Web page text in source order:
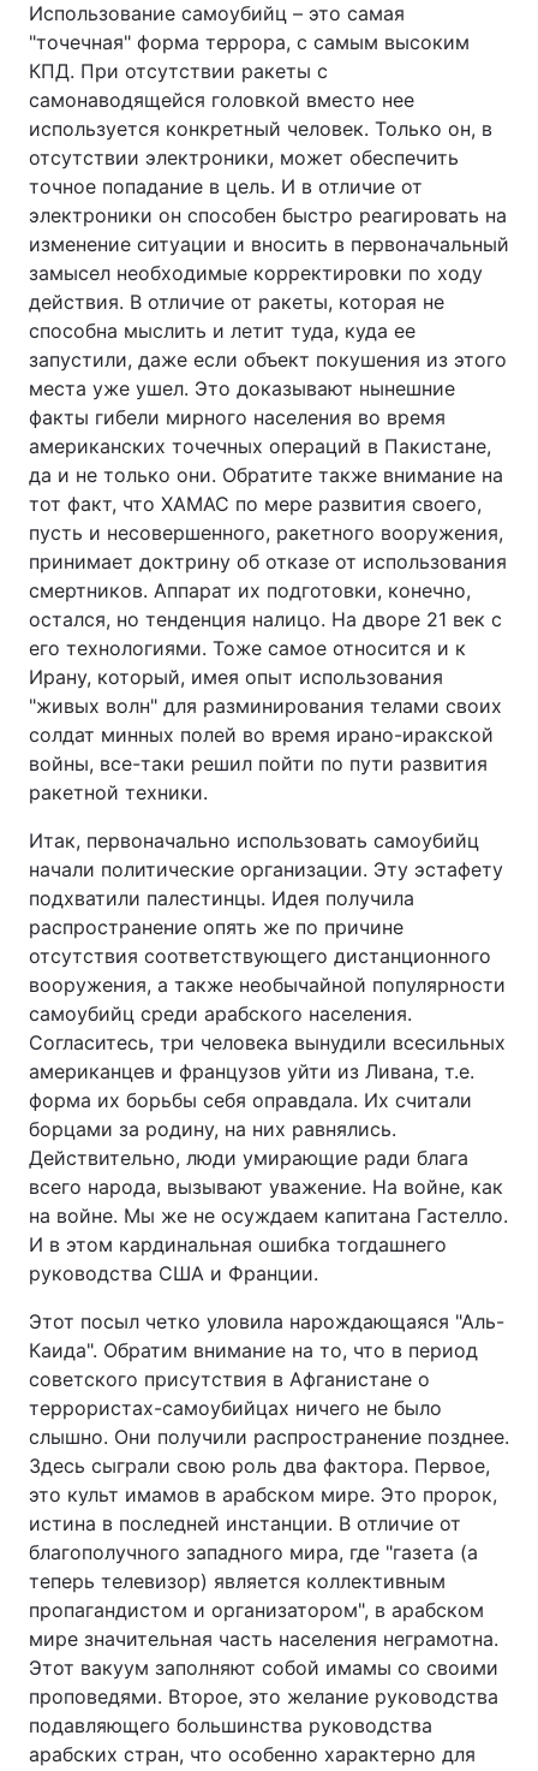
Использование самоубийц – это самая
"точечная" форма террора, с самым высоким
КПД. При отсутствии ракеты с
самонаводящейся головкой вместо нее
используется конкретный человек. Только он, в
отсутствии электроники, может обеспечить
точное попадание в цель. И в отличие от
электроники он способен быстро реагировать на
изменение ситуации и вносить в первоначальный
замысел необходимые корректировки по ходу
действия. В отличие от ракеты, которая не
способна мыслить и летит туда, куда ее
запустили, даже если объект покушения из этого
места уже ушел. Это доказывают нынешние
факты гибели мирного населения во время
американских точечных операций в Пакистане,
да и не только они. Обратите также внимание на
тот факт, что ХАМАС по мере развития своего,
пусть и несовершенного, ракетного вооружения,
принимает доктрину об отказе от использования
смертников. Аппарат их подготовки, конечно,
остался, но тенденция налицо. На дворе 21 век с
его технологиями. Тоже самое относится и к
Ирану, который, имея опыт использования
"живых волн" для разминирования телами своих
солдат минных полей во время ирано-иракской
войны, все-таки решил пойти по пути развития
ракетной техники.
Итак, первоначально использовать самоубийц
начали политические организации. Эту эстафету
подхватили палестинцы. Идея получила
распространение опять же по причине
отсутствия соответствующего дистанционного
вооружения, а также необычайной популярности
самоубийц среди арабского населения.
Согласитесь, три человека вынудили всесильных
американцев и французов уйти из Ливана, т.е.
форма их борьбы себя оправдала. Их считали
борцами за родину, на них равнялись.
Действительно, люди умирающие ради блага
всего народа, вызывают уважение. На войне, как
на войне. Мы же не осуждаем капитана Гастелло.
И в этом кардинальная ошибка тогдашнего
руководства США и Франции.
Этот посыл четко уловила нарождающаяся "Аль-
Каида". Обратим внимание на то, что в период
советского присутствия в Афганистане о
террористах-самоубийцах ничего не было
слышно. Они получили распространение позднее.
Здесь сыграли свою роль два фактора. Первое,
это культ имамов в арабском мире. Это пророк,
истина в последней инстанции. В отличие от
благополучного западного мира, где "газета (а
теперь телевизор) является коллективным
пропагандистом и организатором", в арабском
мире значительная часть населения неграмотна.
Этот вакуум заполняют собой имамы со своими
проповедями. Второе, это желание руководства
подавляющего большинства руководства
арабских стран, что особенно характерно для